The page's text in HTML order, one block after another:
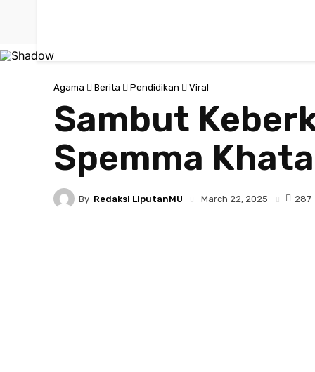
Agama Berita Pendidikan Viral
Sambut
Spemma
By Redaksi LiputanMU March 22, 2025 287